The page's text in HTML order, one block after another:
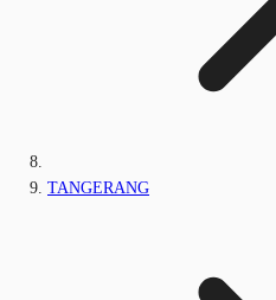
TANGERANG